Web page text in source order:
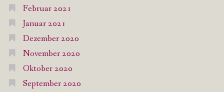
Februar 2021
Januar 2021
Dezember 2020
November 2020
Oktober 2020
September 2020